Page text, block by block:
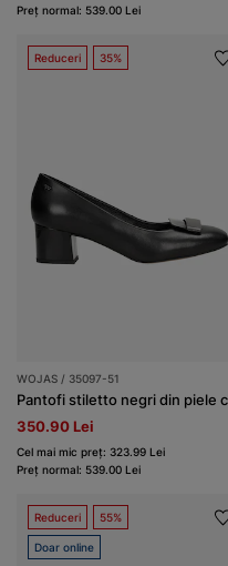
Preț normal: 539.00 Lei
Reduceri 35%
WOJAS / 35097-51
350.90 Lei
Cel mai mic preț: 323.99 Lei
Preț normal: 539.00 Lei
Reduceri 55%
Doar online